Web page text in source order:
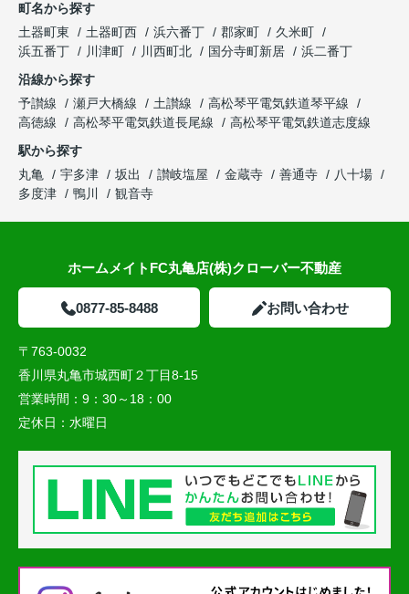
町名から探す
土器町東
土器町西 浜六番丁 郡家町
久米町
浜五番丁
川津町 川西町北 国分寺町新居
浜二番丁
沿線から探す
予讃線
瀬戸大橋線 土讃線
高松琴平電気鉄道琴平線
高徳線
高松琴平電気鉄道長尾線
高松琴平電気鉄道志度線
駅から探す
丸亀
宇多津 坂出 讃岐塩屋 金蔵寺 善通寺
八十場
多度津
鴨川 観音寺
ホームメイトFC丸亀店(株)クローバー不動産
0877-85-8488 お問い合わせ
〒763-0032
香川県丸亀市城西町２丁目8-15
営業時間： 9：30～18：00
定休日： 水曜日